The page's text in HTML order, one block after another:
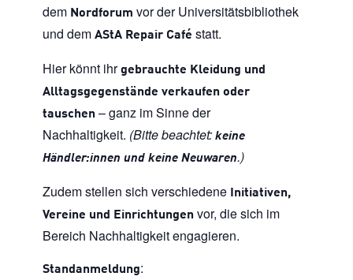
dem Nordforum vor der Universitätsbibliothek
und dem AStA Repair Café statt.
Hier könnt ihrgebrauchte Kleidung und
Alltagsgegenstände verkaufen oder
tauschen – ganz im Sinne der
Nachhaltigkeit. (Bitte beachtet: keine
Händler:innen und keine Neuwaren.)
Zudem stellen sich verschiedene
Initiativen,
Vereine und Einrichtungen vor, die sich im
Bereich Nachhaltigkeit engagieren.
Standanmeldung: